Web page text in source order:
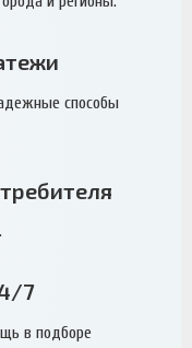
способы
7
в подборе